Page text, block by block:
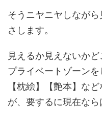
そうニヤニヤしなが
さします。
見えるか見えないか
プライベートゾーン
【枕絵】【艶本】な
が、要するに現在なら